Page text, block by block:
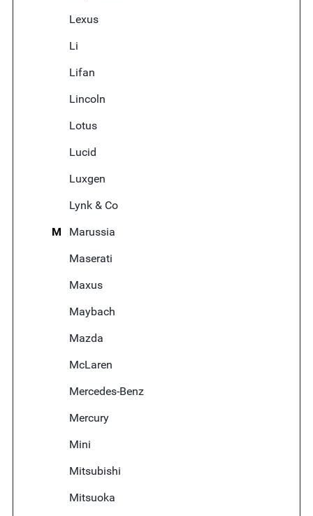
Lexus
Li
Lifan
Lincoln
Lotus
Lucid
Luxgen
Lynk & Co
M
Marussia
Maserati
Maxus
Maybach
Mazda
McLaren
Mercedes-Benz
Mercury
Mini
Mitsubishi
Mitsuoka